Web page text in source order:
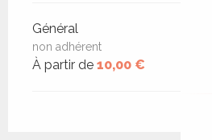
Général
non adhérent
À partir de 10,00 €